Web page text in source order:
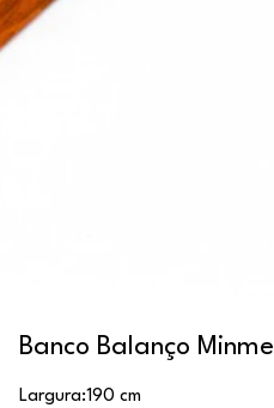
Banco Balanço Minme
Largura:190 cm